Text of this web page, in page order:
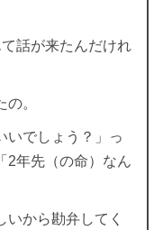
話が来たんだけれ
。
いでしょう？」っ
2年先（の命）なん
から勘弁してく